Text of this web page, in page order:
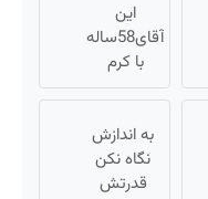
این
آقای58ساله
با کرم
ضدچروک
جوان
شد(سفارش
با تخفیف)
به اندازش
نگاه نکن
قدرتش